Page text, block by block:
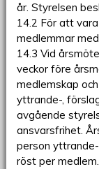
år. Styrelsen
14.2 För att
medlemmar
14.3 Vid
veckor före
medlemskap
yttrande-,
avgående
ansvarsfrihet.
person
röst per medlem.